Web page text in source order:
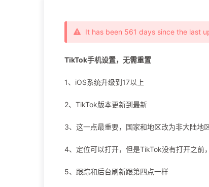
It has been 561 days since the last
TikTok手机设置，无需重置
1、iOS系统升级到17以上
2、TikTok版本更新到最新
3、这一点最重要，国家和地区改为非大陆地
4、定位可以打开，但是TikTok没有打开之前
5、跟踪和后台刷新跟第四点一样